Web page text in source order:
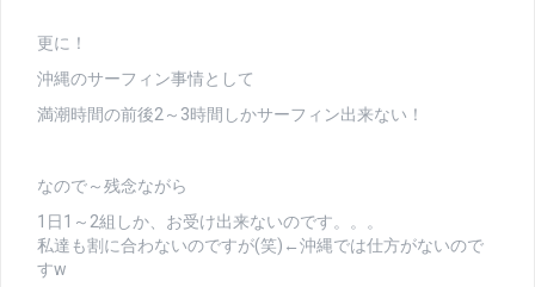
更に！
沖縄のサーフィン事情として
満潮時間の前後2～3時間しかサーフィン出来ない！
なので～残念ながら
1日1～2組しか、お受け出来ないのです。。。
私達も割に合わないのですが(笑)←沖縄では仕方がないので
すw